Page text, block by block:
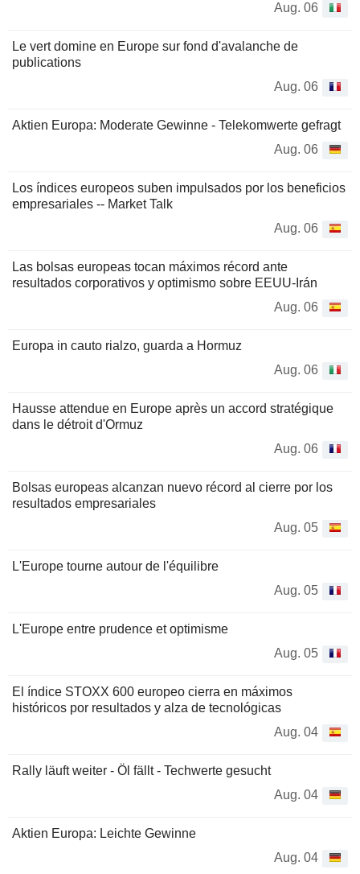
Aug. 06
Le vert domine en Europe sur fond d'avalanche de
publications
Aug. 06
Aktien Europa: Moderate Gewinne - Telekomwerte gefragt
Aug. 06
Los índices europeos suben impulsados por los beneficios
empresariales -- Market Talk
Aug. 06
Las bolsas europeas tocan máximos récord ante
resultados corporativos y optimismo sobre EEUU-Irán
Aug. 06
Europa in cauto rialzo, guarda a Hormuz
Aug. 06
Hausse attendue en Europe après un accord stratégique
dans le détroit d'Ormuz
Aug. 06
Bolsas europeas alcanzan nuevo récord al cierre por los
resultados empresariales
Aug. 05
L'Europe tourne autour de l'équilibre
Aug. 05
L'Europe entre prudence et optimisme
Aug. 05
El índice STOXX 600 europeo cierra en máximos
históricos por resultados y alza de tecnológicas
Aug. 04
Rally läuft weiter - Öl fällt - Techwerte gesucht
Aug. 04
Aktien Europa: Leichte Gewinne
Aug. 04